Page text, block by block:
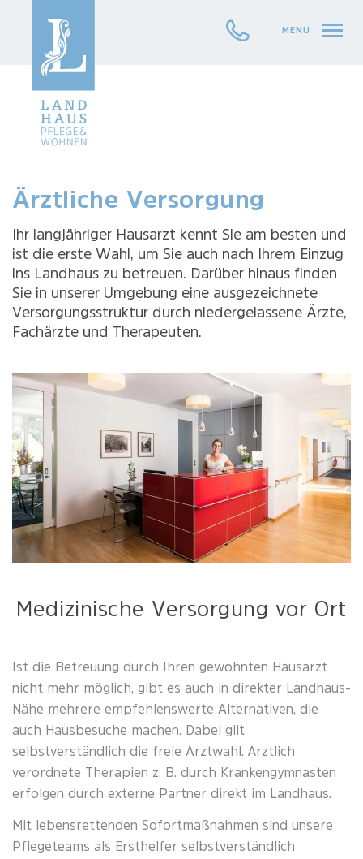
Gute Pflege braucht
Arbeitsbedingungen
Landhaus Pflege & Wohnen.
Mail bewerben
schließen
MENU
Ärztliche Versorgung
Ihr langjähriger Hausarzt kennt Sie am besten und
ist die erste Wahl, um Sie auch nach Ihrem Einzug
ins Landhaus zu betreuen. Darüber hinaus finden
Sie in unserer Umgebung eine ausgezeichnete
Versorgungsstruktur durch niedergelassene Ärzte,
Fachärzte und Therapeuten.
Medizinische Versorgung vor Ort
Ist die Betreuung durch Ihren gewohnten Hausarzt
nicht mehr möglich, gibt es auch in direkter Landhaus-
Nähe mehrere empfehlenswerte Alternativen, die
auch Hausbesuche machen. Dabei gilt
selbstverständlich die freie Arztwahl. Ärztlich
verordnete Therapien z. B. durch Krankengymnasten
erfolgen durch externe Partner direkt im Landhaus.
Mit lebensrettenden Sofortmaßnahmen sind unsere
Pflegeteams als Ersthelfer selbstverständlich